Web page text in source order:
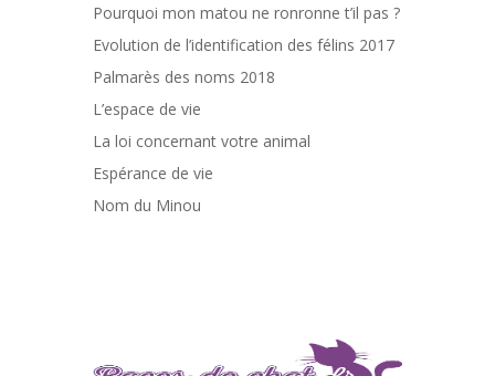
Pourquoi mon matou ne ronronne t’il pas ?
Evolution de l’identification des félins 2017
Palmarès des noms 2018
L’espace de vie
La loi concernant votre animal
Espérance de vie
Nom du Minou